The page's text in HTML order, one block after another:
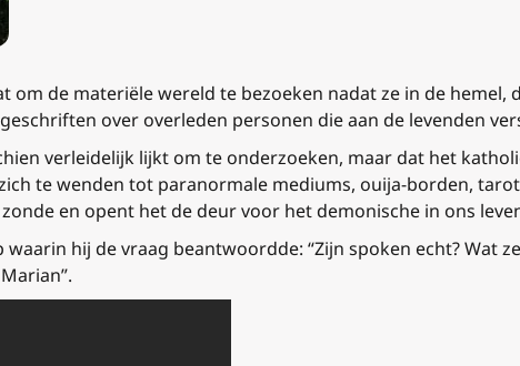
om de materiële wereld te bezoeken nadat ze in de hemel,
over overleden personen die aan de levenden
verleidelijk lijkt om te onderzoeken, maar dat het
te wenden tot paranormale mediums, ouija-borden,
en opent het de deur voor het demonische in ons
waarin hij de vraag beantwoordde: “Zijn spoken echt? Wat